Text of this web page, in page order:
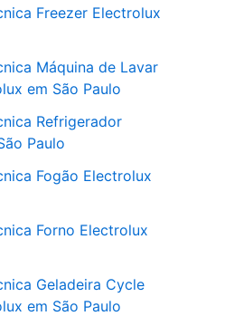
Freezer Electrolux
Máquina de Lavar
em São Paulo
Refrigerador
Paulo
Fogão Electrolux
Forno Electrolux
Geladeira Cycle
em São Paulo